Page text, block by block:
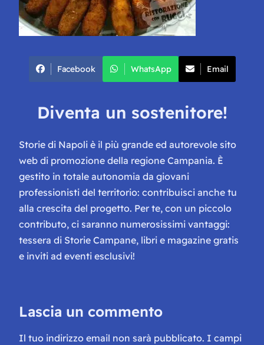
Facebook WhatsApp Email
Diventa un sostenitore!
Storie di Napoli è il più grande ed autorevole sito
web di promozione della regione Campania. È
gestito in totale autonomia da giovani
professionisti del territorio: contribuisci anche tu
alla crescita del progetto. Per te, con un piccolo
contributo, ci saranno numerosissimi vantaggi:
tessera di Storie Campane, libri e magazine gratis
e inviti ad eventi esclusivi!
Lascia un commento
Il tuo indirizzo email non sarà pubblicato. I campi